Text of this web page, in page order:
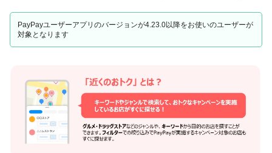
PayPayユーザーアプリのバージョンが4.23.0以降をお使いのユーザーが
対象となります